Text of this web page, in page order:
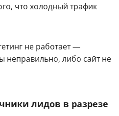
что холодный трафик
не работает —
неправильно, либо сайт не
лидов в разрезе